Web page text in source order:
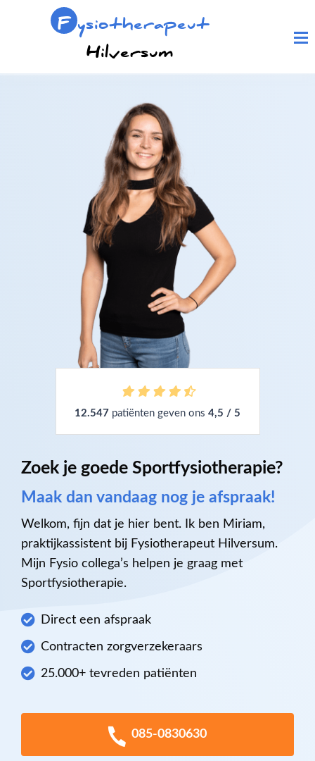
F ysiotherapeut
Hilversum
12.547 patiënten geven ons 4,5 / 5
Zoek je goede Sportfysiotherapie?
Maak dan vandaag nog je afspraak!
Welkom, fijn dat je hier bent. Ik ben Miriam,
praktijkassistent bij Fysiotherapeut Hilversum.
Mijn Fysio collega’s helpen je graag met
Sportfysiotherapie.
Direct een afspraak
Contracten zorgverzekeraars
25.000+ tevreden patiënten
085-0830630